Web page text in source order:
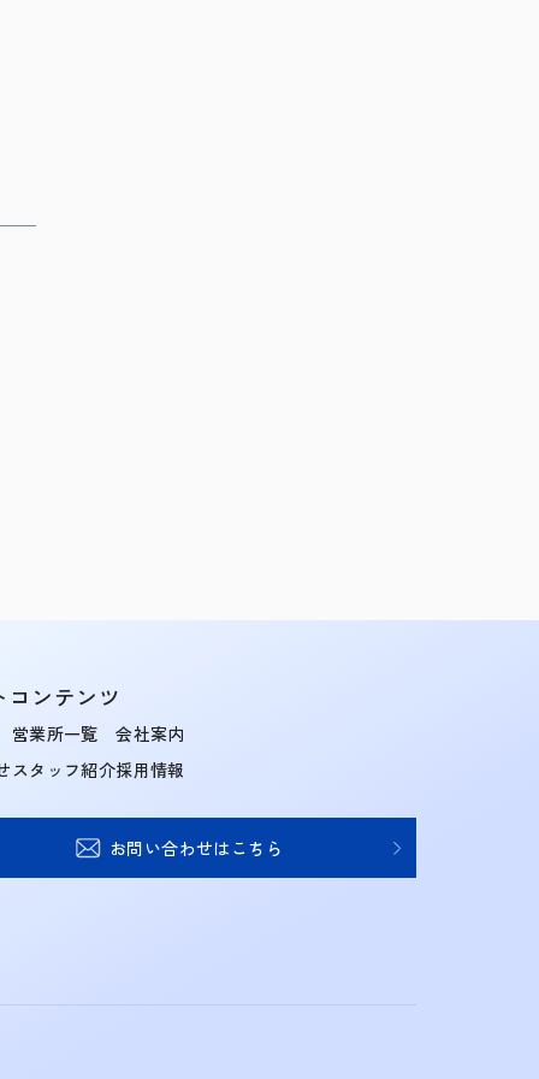
コンテンツ
営業所一覧
スタッフ紹介
会社案内
採用情報
お問い合わせはこちら